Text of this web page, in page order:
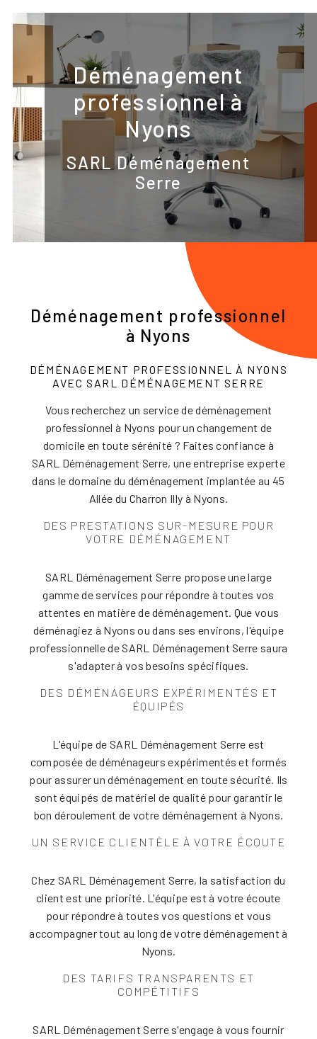
Déménagement
professionnel à
Nyons
SARL Déménagement
Serre
Déménagement professionnel
à Nyons
DÉMÉNAGEMENT PROFESSIONNEL À NYONS
AVEC SARL DÉMÉNAGEMENT SERRE
Vous recherchez un service de déménagement
professionnel à Nyons pour un changement de
domicile en toute sérénité ? Faites confiance à
SARL Déménagement Serre, une entreprise experte
dans le domaine du déménagement implantée au 45
Allée du Charron Illy à Nyons.
DES PRESTATIONS SUR-MESURE POUR
VOTRE DÉMÉNAGEMENT
SARL Déménagement Serre propose une large
gamme de services pour répondre à toutes vos
attentes en matière de déménagement. Que vous
déménagiez à Nyons ou dans ses environs, l'équipe
professionnelle de SARL Déménagement Serre saura
s'adapter à vos besoins spécifiques.
DES DÉMÉNAGEURS EXPÉRIMENTÉS ET
ÉQUIPÉS
L'équipe de SARL Déménagement Serre est
composée de déménageurs expérimentés et formés
pour assurer un déménagement en toute sécurité. Ils
sont équipés de matériel de qualité pour garantir le
bon déroulement de votre déménagement à Nyons.
UN SERVICE CLIENTÈLE À VOTRE ÉCOUTE
Chez SARL Déménagement Serre, la satisfaction du
client est une priorité. L'équipe est à votre écoute
pour répondre à toutes vos questions et vous
accompagner tout au long de votre déménagement à
Nyons.
DES TARIFS TRANSPARENTS ET
COMPÉTITIFS
SARL Déménagement Serre s'engage à vous fournir